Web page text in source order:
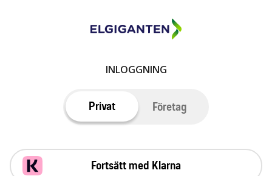
INLOGGNING
Privat Företag
Fortsätt med Klarna